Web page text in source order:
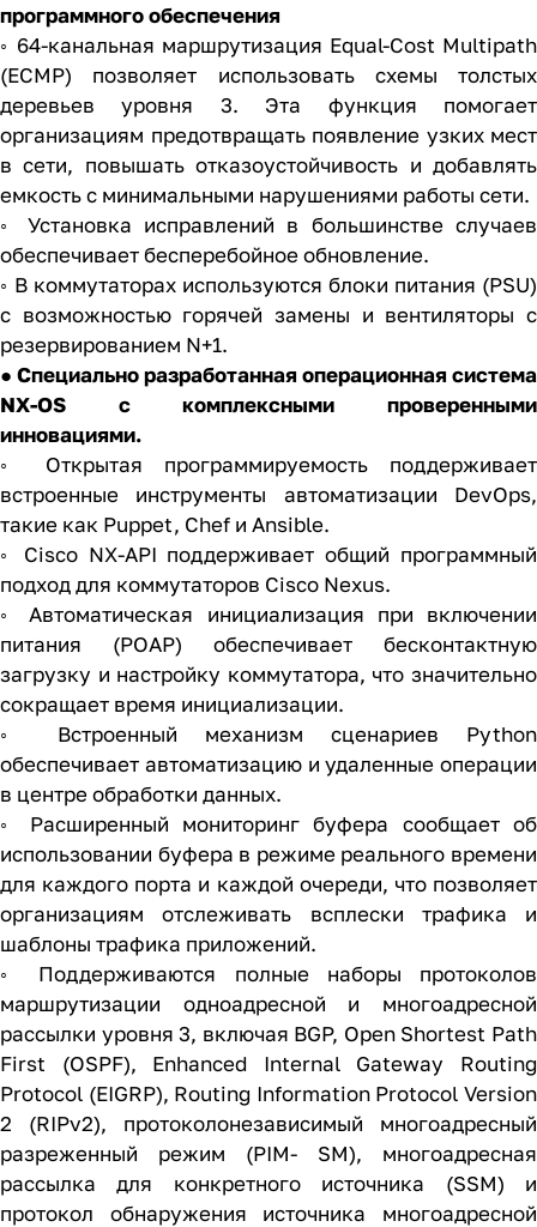
программного обеспечения
◦ 64-канальная маршрутизация Equal-Cost Multipath
(ECMP) позволяет использовать схемы толстых
деревьев уровня 3. Эта функция помогает
организациям предотвращать появление узких мест
в сети, повышать отказоустойчивость и добавлять
емкость с минимальными нарушениями работы сети.
◦ Установка исправлений в большинстве случаев
обеспечивает бесперебойное обновление.
◦ В коммутаторах используются блоки питания (PSU)
с возможностью горячей замены и вентиляторы с
резервированием N+1.
● Специально разработанная операционная система
NX-OS с комплексными проверенными
инновациями.
◦ Открытая программируемость поддерживает
встроенные инструменты автоматизации DevOps,
такие как Puppet, Chef и Ansible.
◦ Cisco NX-API поддерживает общий программный
подход для коммутаторов Cisco Nexus.
◦ Автоматическая инициализация при включении
питания (POAP) обеспечивает бесконтактную
загрузку и настройку коммутатора, что значительно
сокращает время инициализации.
◦ Встроенный механизм сценариев Python
обеспечивает автоматизацию и удаленные операции
в центре обработки данных.
◦ Расширенный мониторинг буфера сообщает об
использовании буфера в режиме реального времени
для каждого порта и каждой очереди, что позволяет
организациям отслеживать всплески трафика и
шаблоны трафика приложений.
◦ Поддерживаются полные наборы протоколов
маршрутизации одноадресной и многоадресной
рассылки уровня 3, включая BGP, Open Shortest Path
First (OSPF), Enhanced Internal Gateway Routing
Protocol (EIGRP), Routing Information Protocol Version
2 (RIPv2), протоколонезависимый многоадресный
разреженный режим (PIM- SM), многоадресная
рассылка для конкретного источника (SSM) и
протокол обнаружения источника многоадресной